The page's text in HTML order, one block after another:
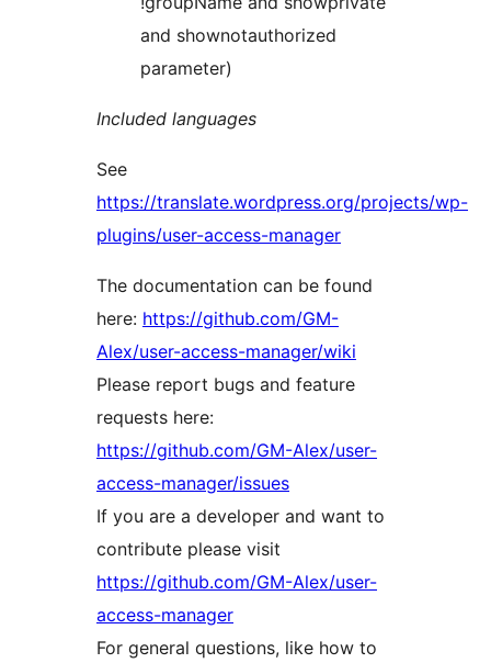
and shownotauthorized
parameter)
Included languages
See
https://translate.wordpress.org/projects/wp-
plugins/user-access-manager
The documentation can be found
here: https://github.com/GM-
Alex/user-access-manager/wiki
Please report bugs and feature
requests here:
https://github.com/GM-Alex/user-
access-manager/issues
If you are a developer and want to
contribute please visit
https://github.com/GM-Alex/user-
access-manager
For general questions, like how to